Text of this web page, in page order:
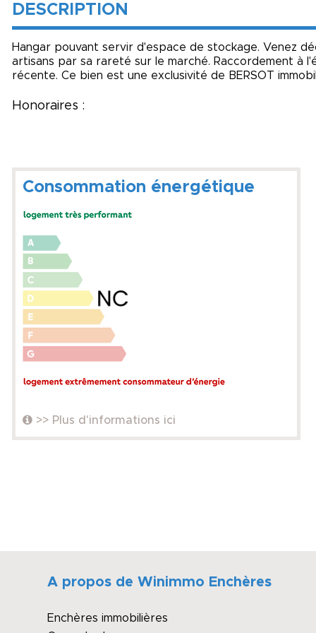
DESCRIPTION
Hangar pouvant servir d'espace de stockage. Venez
artisans par sa rareté sur le marché. Raccordement
récente. Ce bien est une exclusivité de BERSOT
Honoraires :
Consommation énergétique
>> Plus d'informations ici
A propos de Winimmo Enchères
Enchères immobilières